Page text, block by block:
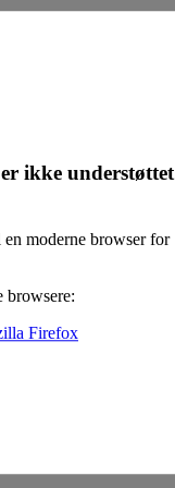
ikke understøttet
moderne browser for
browsere:
Firefox